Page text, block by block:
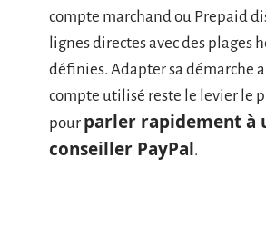
compte marchand ou Prepaid
lignes directes avec des plages
définies. Adapter sa démarche
compte utilisé reste le levier le
pour parler rapidement à
conseiller PayPal.